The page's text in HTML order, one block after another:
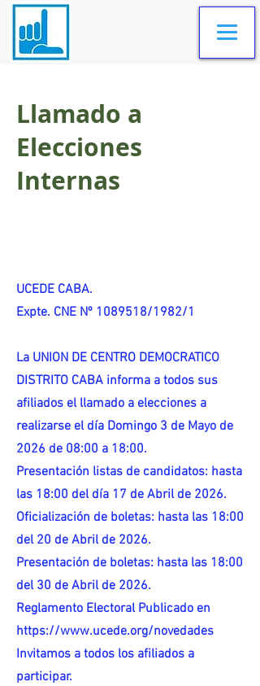
Llamado a
Elecciones
Internas
UCEDE CABA.
Expte. CNE Nº 1089518/1982/1
La UNION DE CENTRO DEMOCRATICO
DISTRITO CABA informa a todos sus
afiliados el llamado a elecciones a
realizarse el día Domingo 3 de Mayo de
2026 de 08:00 a 18:00.
Presentación listas de candidatos: hasta
las 18:00 del día 17 de Abril de 2026.
Oficialización de boletas: hasta las 18:00
del 20 de Abril de 2026.
Presentación de boletas: hasta las 18:00
del 30 de Abril de 2026.
Reglamento Electoral Publicado en
https://www.ucede.org/novedades
Invitamos a todos los afiliados a
participar.